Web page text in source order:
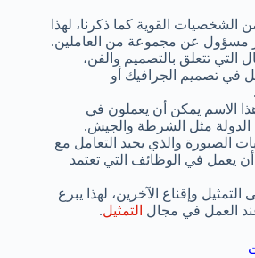
القوية كما ذكرنا، لهذا
مسؤول عن مجموعة من العاملين.
التي تتعلق بالتصميم والفن،
في تصميم الجرافيك أو
الاسم يمكن أن يعملون في
الدولة مثل الشرطة والجيش.
الصبورة والذي يجيد التعامل مع
أن يعمل في الوظائف التي تعتمد
وإقناع الآخرين، لهذا يبرع
العمل في مجال التمثيل.